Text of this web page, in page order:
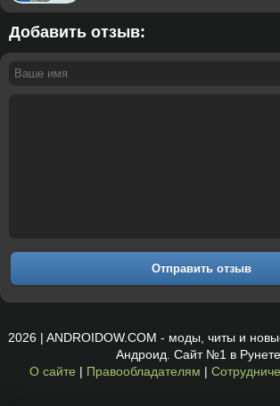
Добавить отзыв:
Отправить отзыв
2026 | ANDROIDOW.COM - моды, читы и
Андроид. Сайт №1 в
О сайте | Правообладателям |